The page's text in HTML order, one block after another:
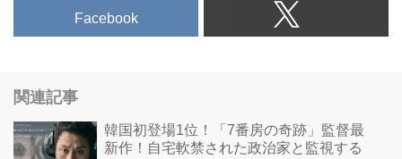
Facebook
関連記事
韓国初登場1位！「7番房の奇跡」監督最
新作！自宅軟禁された政治家と監視する